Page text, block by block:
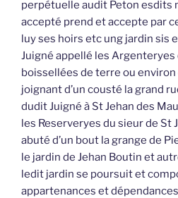
perpétuelle audit Peton esdits
accepté prend et accepte par
luy ses hoirs etc ung jardin sis
Juigné appellé les
boissellées de terre ou
joignant d’un cousté la grand
dudit Juigné à St Jehan des
les Reserveryes du sieur de St
abuté d’un bout la grange de
le jardin de Jehan Boutin et
ledit jardin se poursuit et
appartenances et